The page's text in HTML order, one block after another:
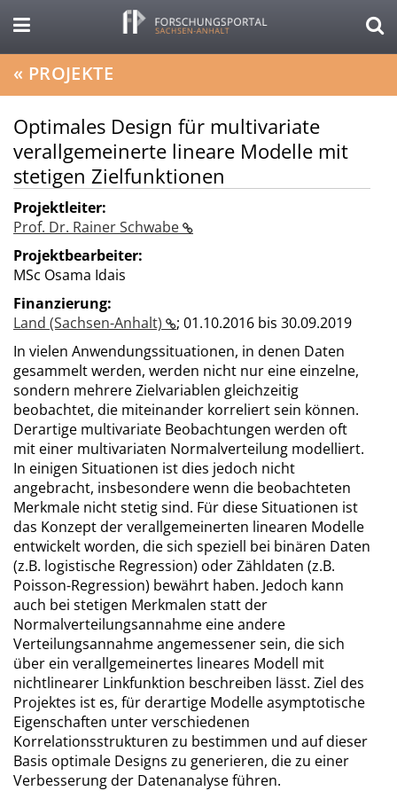
« PROJEKTE
Optimales Design für multivariate
verallgemeinerte lineare Modelle mit
stetigen Zielfunktionen
Projektleiter:
Prof. Dr. Rainer Schwabe
Projektbearbeiter:
MSc Osama Idais
Finanzierung:
Land (Sachsen-Anhalt)
; 01.10.2016 bis 30.09.2019
In vielen Anwendungssituationen, in denen Daten
gesammelt werden, werden nicht nur eine einzelne,
sondern mehrere Zielvariablen gleichzeitig
beobachtet, die miteinander korreliert sein können.
Derartige multivariate Beobachtungen werden oft
mit einer multivariaten Normalverteilung modelliert.
In einigen Situationen ist dies jedoch nicht
angebracht, insbesondere wenn die beobachteten
Merkmale nicht stetig sind. Für diese Situationen ist
das Konzept der verallgemeinerten linearen Modelle
entwickelt worden, die sich speziell bei binären Daten
(z.B. logistische Regression) oder Zähldaten (z.B.
Poisson-Regression) bewährt haben. Jedoch kann
auch bei stetigen Merkmalen statt der
Normalverteilungsannahme eine andere
Verteilungsannahme angemessener sein, die sich
über ein verallgemeinertes lineares Modell mit
nichtlinearer Linkfunktion beschreiben lässt. Ziel des
Projektes ist es, für derartige Modelle asymptotische
Eigenschaften unter verschiedenen
Korrelationsstrukturen zu bestimmen und auf dieser
Basis optimale Designs zu generieren, die zu einer
Verbesserung der Datenanalyse führen.